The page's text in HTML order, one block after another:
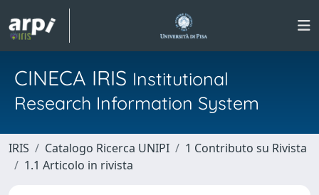
CINECA IRIS Institutional
Research Information System
IRIS Catalogo Ricerca UNIPI
1 Contributo su Rivista
1.1 Articolo in rivista